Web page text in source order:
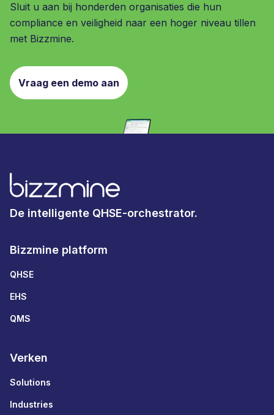
Sluit u aan bij honderden organisaties die hun
compliance en veiligheid naar een hoger niveau tillen
met Bizzmine.
Vraag een demo aan
De intelligente QHSE-orchestrator.
Bizzmine platform
QHSE
EHS
QMS
Verken
Solutions
Industries